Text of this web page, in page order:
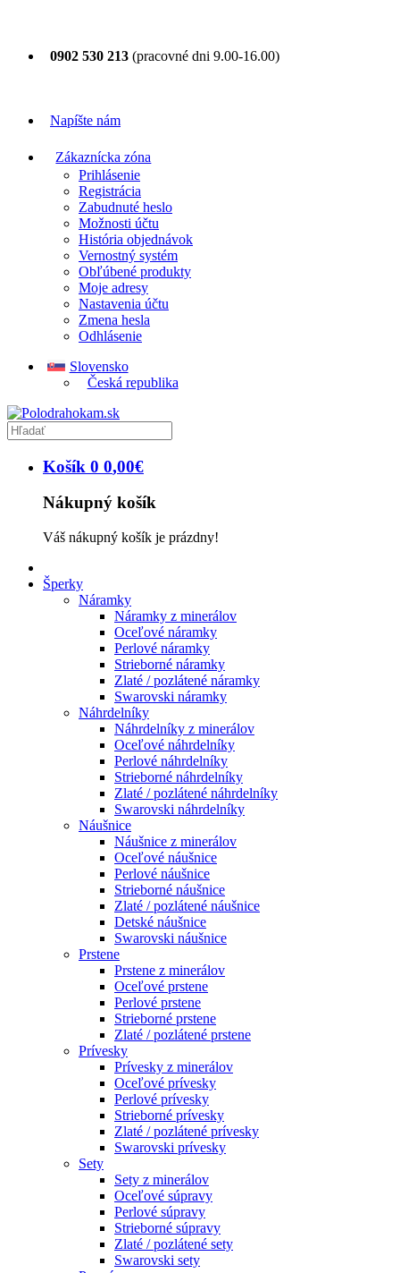
0902 530 213 (pracovné dni 9.00-16.00)
Napíšte nám
Zákaznícka zóna
Prihlásenie
Registrácia
Zabudnuté heslo
Možnosti účtu
História objednávok
Vernostný systém
Obľúbené produkty
Moje adresy
Nastavenia účtu
Zmena hesla
Odhlásenie
Slovensko
Česká republika
Košík 0 0,00€
Nákupný košík
Váš nákupný košík je prázdny!
Šperky
Náramky
Náramky z minerálov
Oceľové náramky
Perlové náramky
Strieborné náramky
Zlaté / pozlátené náramky
Swarovski náramky
Náhrdelníky
Náhrdelníky z minerálov
Oceľové náhrdelníky
Perlové náhrdelníky
Strieborné náhrdelníky
Zlaté / pozlátené náhrdelníky
Swarovski náhrdelníky
Náušnice
Náušnice z minerálov
Oceľové náušnice
Perlové náušnice
Strieborné náušnice
Zlaté / pozlátené náušnice
Detské náušnice
Swarovski náušnice
Prstene
Prstene z minerálov
Oceľové prstene
Perlové prstene
Strieborné prstene
Zlaté / pozlátené prstene
Prívesky
Prívesky z minerálov
Oceľové prívesky
Perlové prívesky
Strieborné prívesky
Zlaté / pozlátené prívesky
Swarovski prívesky
Sety
Sety z minerálov
Oceľové súpravy
Perlové súpravy
Strieborné súpravy
Zlaté / pozlátené sety
Swarovski sety